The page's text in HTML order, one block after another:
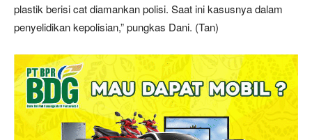
plastik berisi cat diamankan polisi. Saat ini kasusnya dalam
penyelidikan kepolisian,” pungkas Dani. (Tan)